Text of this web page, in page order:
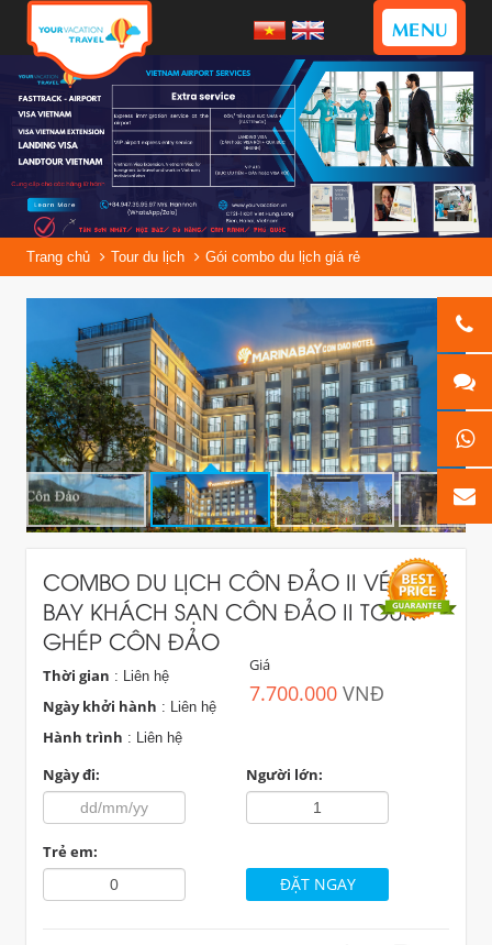
MENU
Trang chủ Tour du lịch Gói combo du lịch giá rẻ
COMBO DU LỊCH CÔN ĐẢO II VÉ MÁY
BAY KHÁCH SẠN CÔN ĐẢO II TOUR
GHÉP CÔN ĐẢO
Thời gian : Liên hệ
Ngày khởi hành : Liên hệ
Hành trình : Liên hệ
Giá
7.700.000 VNĐ
Ngày đi: Người lớn:
Trẻ em: